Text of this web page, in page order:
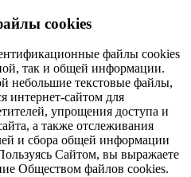
cookies
файлы cookies
так и общей информации.
небольшие текстовые файлы,
интернет-сайтом для
упрощения доступа и
а также отслеживания
и сбора общей информации
Сайтом, вы выражаете
Обществом файлов cookies.